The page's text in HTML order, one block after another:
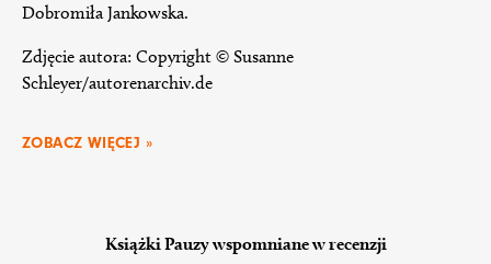
Dobromiła Jankowska.
Zdjęcie autora: Copyright © Susanne
Schleyer/autorenarchiv.de
ZOBACZ WIĘCEJ »
Książki Pauzy wspomniane w recenzji